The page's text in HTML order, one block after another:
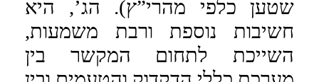
שטען כלפי מהרי”ץ). הג’, היא
חשיבות נוספת ורבת משמעות,
השייכת לתחום המקשר בין